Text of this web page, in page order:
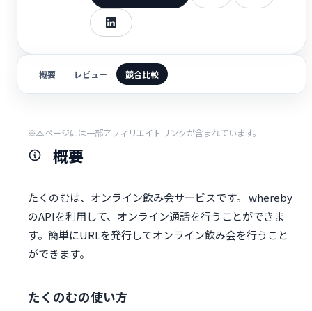
概要 レビュー 競合比較
※本ページには一部アフィリエイトリンクが含まれています。
概要
たくのむは、オンライン飲み会サービスです。 whereby
のAPIを利用して、オンライン通話を行うことができま
す。簡単にURLを発行してオンライン飲み会を行うこと
ができます。
たくのむの使い方